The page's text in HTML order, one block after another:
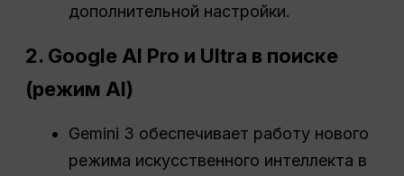
дополнительной настройки.
2. Google AI Pro и Ultra в поиске
(режим AI)
Gemini 3 обеспечивает работу нового
режима искусственного интеллекта в